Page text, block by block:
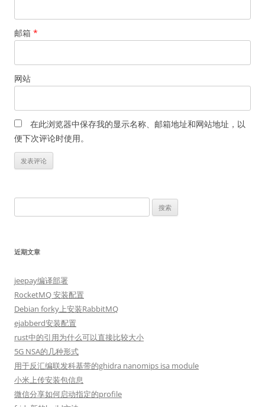
邮箱 *
网站
在此浏览器中保存我的显示名称、邮箱地址和网站地址，以
便下次评论时使用。
索：
近期文章
jeepay编译部署
RocketMQ 安装配置
Debian forky上安装RabbitMQ
ejabberd安装配置
rust中的引用为什么可以直接比较大小
5G NSA的几种形式
用于反汇编联发科基带的ghidra nanomips isa module
小米上传安装包信息
微信分享如何启动指定的profile